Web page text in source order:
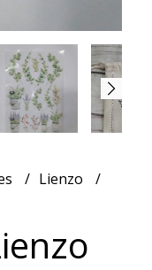
Lienzo